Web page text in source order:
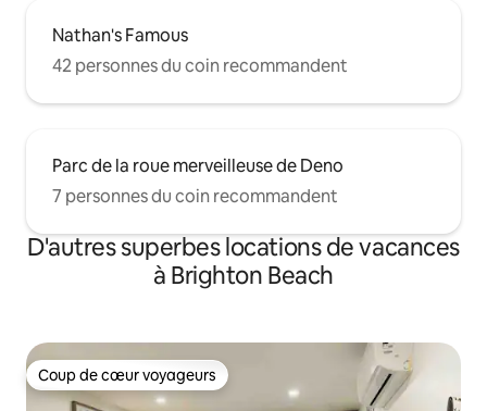
Nathan's Famous
42 personnes du coin recommandent
Parc de la roue merveilleuse de Deno
7 personnes du coin recommandent
D'autres superbes locations de vacances
à Brighton Beach
Coup de cœur voyageurs
Coup de cœur voyageurs